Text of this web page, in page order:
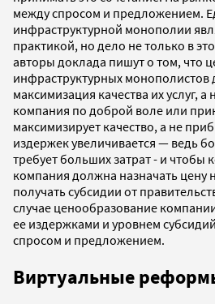
между спросом и предложением.
инфраструктурной монополии
практикой, но дело не только в
авторы доклада пишут о том, что
инфраструктурных монополистов
максимизация качества их услуг,
компания по доброй воле или
максимизирует качество, а не
издержек увеличивается — ведь
требует больших затрат - и чтобы
компания должна назначать цену
получать субсидии от
случае ценообразование
ее издержками и уровнем
спросом и предложением.
Виртуальные